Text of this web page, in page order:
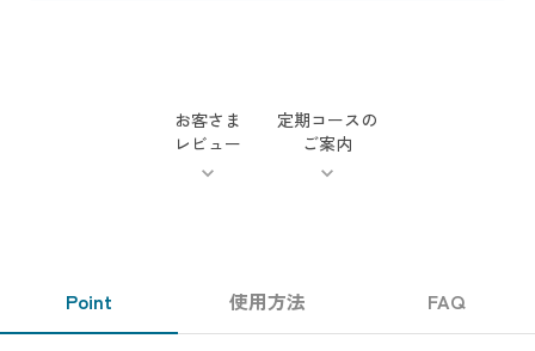
お客さま
レビュー
定期コースの
ご案内
Point 使用方法 FAQ